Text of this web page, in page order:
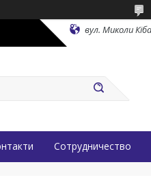
вул. Миколи
Сотрудничество